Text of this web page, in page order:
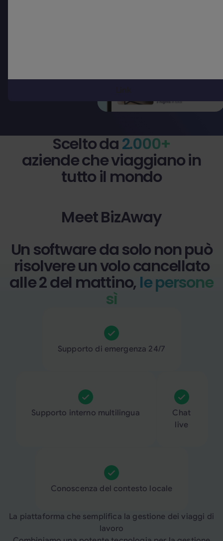
Scelto da2.000+
aziende che viaggiano in
tutto il mondo
Meet BizAway
Un software da solo non può
risolvere un volo cancellato
alle 2 del mattino,le persone
sì
Supporto di emergenza 24/7
Supporto interno multilingua
Chat
live
Conoscenza del contesto locale
La piattaforma che semplifica la gestione dei viaggi di
lavoro